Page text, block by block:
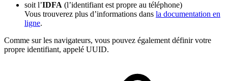
soit l’IDFA (l’identifiant est propre au téléphone)
Vous trouverez plus d’informations dans la documentation en
ligne.
Comme sur les navigateurs, vous pouvez également définir votre
propre identifiant, appelé UUID.